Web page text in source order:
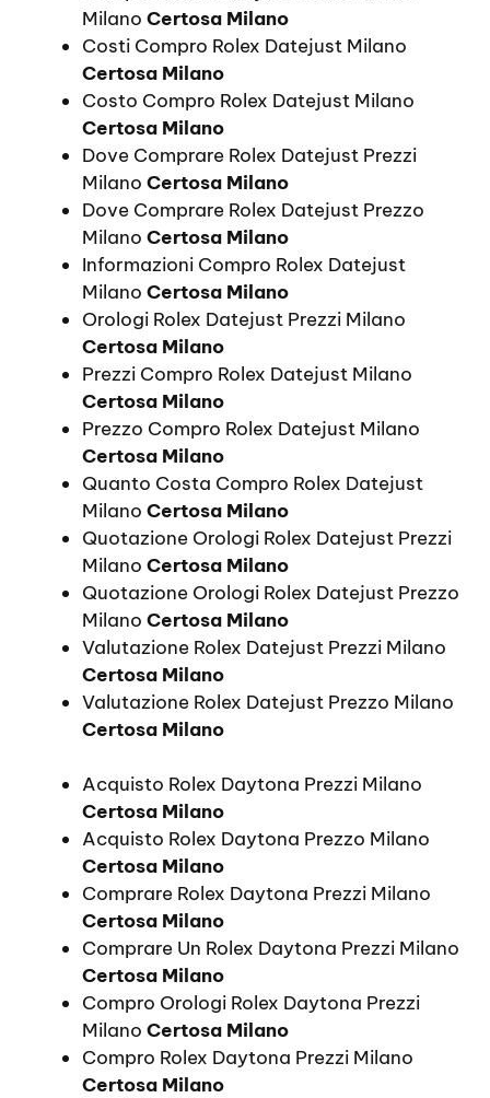
Milano Certosa Milano
Costi Compro Rolex Datejust Milano
Certosa Milano
Costo Compro Rolex Datejust Milano
Certosa Milano
Dove Comprare Rolex Datejust Prezzi
Milano Certosa Milano
Dove Comprare Rolex Datejust Prezzo
Milano Certosa Milano
Informazioni Compro Rolex Datejust
Milano Certosa Milano
Orologi Rolex Datejust Prezzi Milano
Certosa Milano
Prezzi Compro Rolex Datejust Milano
Certosa Milano
Prezzo Compro Rolex Datejust Milano
Certosa Milano
Quanto Costa Compro Rolex Datejust
Milano Certosa Milano
Quotazione Orologi Rolex Datejust Prezzi
Milano Certosa Milano
Quotazione Orologi Rolex Datejust Prezzo
Milano Certosa Milano
Valutazione Rolex Datejust Prezzi Milano
Certosa Milano
Valutazione Rolex Datejust Prezzo Milano
Certosa Milano
Acquisto Rolex Daytona Prezzi Milano
Certosa Milano
Acquisto Rolex Daytona Prezzo Milano
Certosa Milano
Comprare Rolex Daytona Prezzi Milano
Certosa Milano
Comprare Un Rolex Daytona Prezzi Milano
Certosa Milano
Compro Orologi Rolex Daytona Prezzi
Milano Certosa Milano
Compro Rolex Daytona Prezzi Milano
Certosa Milano